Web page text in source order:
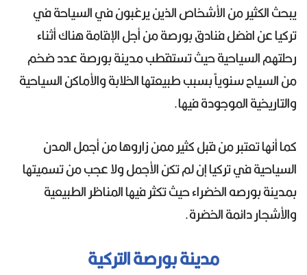
يبحث الكثير من الأشخاص الذين يرغبون في السياحة في
تركيا عن افضل فنادق بورصة من أجل الإقامة هناك أثناء
رحلتهم السياحية حيث تستقطب مدينة بورصة عدد ضخم
من السياح سنوياً بسبب طبيعتها الخلابة والأماكن السياحية
والتاريخية الموجودة فيها.
كما أنها تعتبر من قبل كثير ممن زاروها من أجمل المدن
السياحية في تركيا إن لم تكن الأجمل ولا عجب من تسميتها
بمدينة بورصه الخضراء حيث تكثر فيها المناظر الطبيعية
والأشجار دائمة الخضرة.
مدينة بورصة التركية